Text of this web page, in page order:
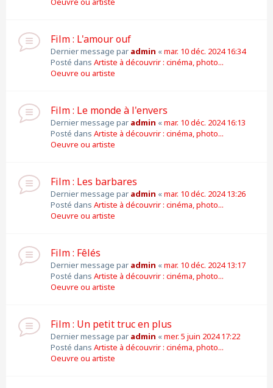
Film : L'amour ouf
Dernier message par admin «mar. 10 déc. 2024 16:34
Posté dans Artiste à découvrir : cinéma, photo...
Oeuvre ou artiste
Film : Le monde à l'envers
Dernier message par admin «mar. 10 déc. 2024 16:13
Posté dans Artiste à découvrir : cinéma, photo...
Oeuvre ou artiste
Film : Les barbares
Dernier message par admin «mar. 10 déc. 2024 13:26
Posté dans Artiste à découvrir : cinéma, photo...
Oeuvre ou artiste
Film : Fêlés
Dernier message par admin «mar. 10 déc. 2024 13:17
Posté dans Artiste à découvrir : cinéma, photo...
Oeuvre ou artiste
Film : Un petit truc en plus
Dernier message par admin «mer. 5 juin 2024 17:22
Posté dans Artiste à découvrir : cinéma, photo...
Oeuvre ou artiste